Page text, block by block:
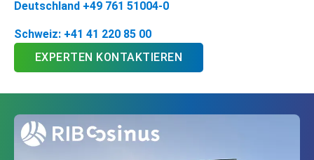
Deutschland +49 761 51004-0
Schweiz: +41 41 220 85 00
EXPERTEN KONTAKTIEREN